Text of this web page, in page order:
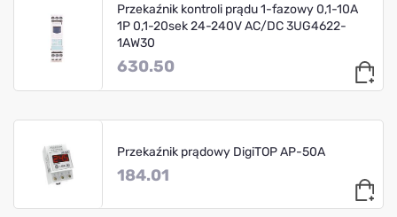
Przekaźnik kontroli prądu 1-fazowy 0,1-10A
1P 0,1-20sek 24-240V AC/DC 3UG4622-
1AW30
630.50
Przekaźnik prądowy DigiTOP AP-50A
184.01